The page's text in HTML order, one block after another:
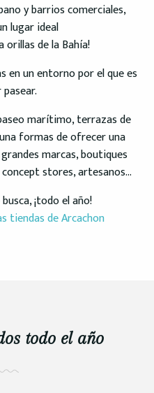
y barrios comerciales,
lugar ideal
orillas de la Bahía!
en un entorno por el que es
marítimo, terrazas de
formas de ofrecer una
marcas, boutiques
stores, artesanos…
¡todo el año!
tiendas de Arcachon
todo el año